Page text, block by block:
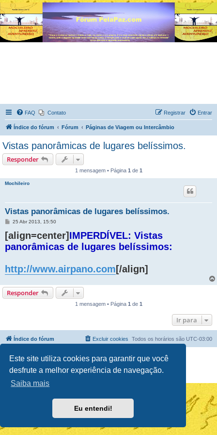
Este site utiliza cookies para garantir que você
desfrute a melhor experiência de navegação.
Saiba mais
Eu entendi!
FAQ Contato Entrar
Registrar
Índice do fórum Fórum Páginas de Viagem ou Intercâmbio
Vistas panorâmicas de lugares belíssimos.
Responder
1 mensagem • Página 1 de 1
Mochileiro
Vistas panorâmicas de lugares belíssimos.
M
n
s
a
g
25 Abr 2013, 15:50
[align=center] IMPERDÍVEL: Vistas
panorâmicas de lugares belíssimos:
http://www.airpano.com[/align]
Responder
1 mensagem • Página 1 de 1
Ir para
Índice do fórum Todos os horários são UTC-03:00
Excluir cookies
Powered by phpBB ® Forum Software © phpBB Limited
Privacidade |Termos